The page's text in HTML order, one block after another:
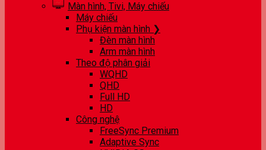
Màn hình, Tivi, Máy chiếu
Máy chiếu
Phụ kiện màn hình ❯
Đèn màn hình
Arm màn hình
Theo độ phân giải
WQHD
QHD
Full HD
HD
Công nghệ
FreeSync Premium
Adaptive Sync